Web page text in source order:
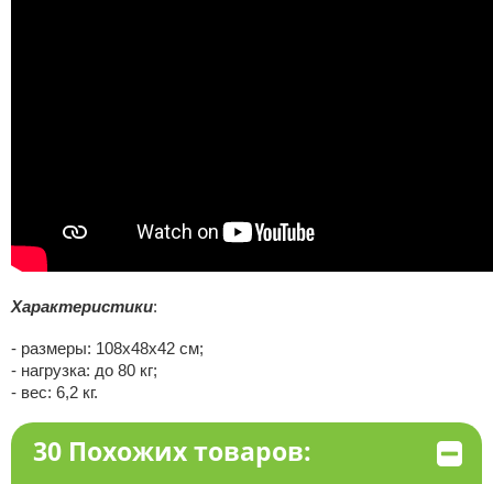
Характеристики:
- размеры: 108х48х42 см;
- нагрузка: до 80 кг;
- вес: 6,2 кг.
30 Похожих товаров: